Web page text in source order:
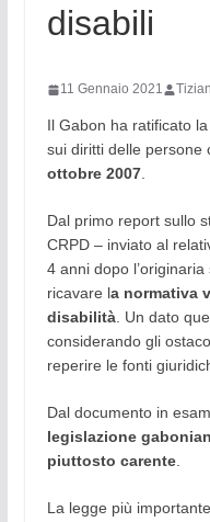
disabili
11 Gennaio 2021
Il Gabon ha ratificato
sui diritti delle persone
ottobre 2007.
Dal primo report sullo
CRPD – inviato al
4 anni dopo
ricavare la normativa
disabilità. Un dato
considerando gli
reperire le fonti
Dal documento in
legislazione
piuttosto carente.
La legge più importante